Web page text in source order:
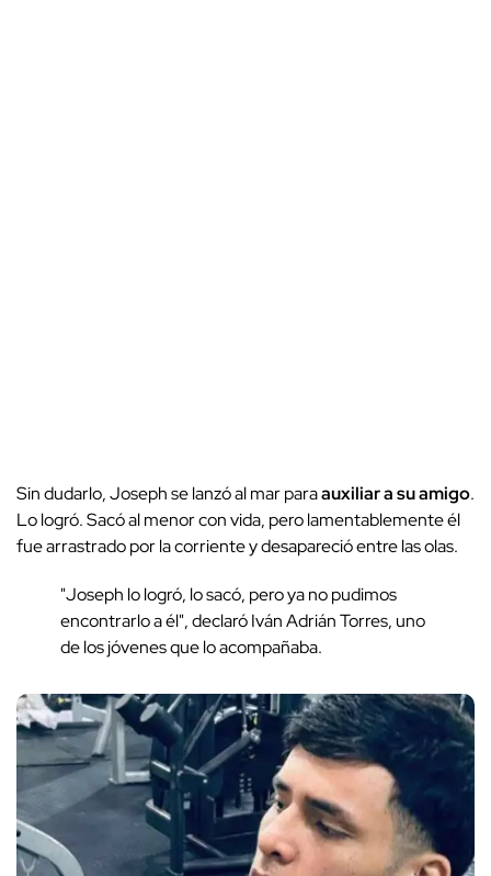
Sin dudarlo, Joseph se lanzó al mar paraauxiliar a su amigo.
Lo logró. Sacó al menor con vida, pero lamentablemente él
fue arrastrado por la corriente y desapareció entre las olas.
"Joseph lo logró, lo sacó, pero ya no pudimos
encontrarlo a él", declaró Iván Adrián Torres, uno
de los jóvenes que lo acompañaba.